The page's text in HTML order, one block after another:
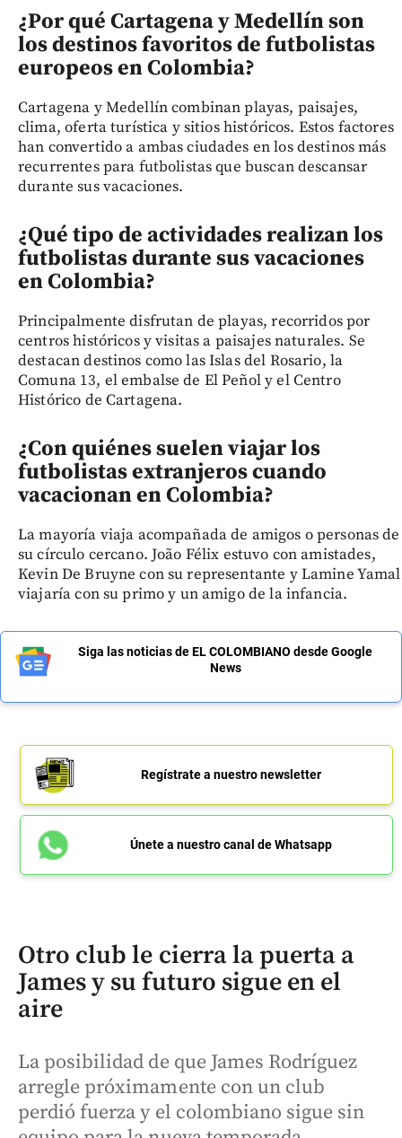
¿Por qué Cartagena y Medellín son
los destinos favoritos de futbolistas
europeos en Colombia?
Cartagena y Medellín combinan playas, paisajes,
clima, oferta turística y sitios históricos. Estos factores
han convertido a ambas ciudades en los destinos más
recurrentes para futbolistas que buscan descansar
durante sus vacaciones.
¿Qué tipo de actividades realizan los
futbolistas durante sus vacaciones
en Colombia?
Principalmente disfrutan de playas, recorridos por
centros históricos y visitas a paisajes naturales. Se
destacan destinos como las Islas del Rosario, la
Comuna 13, el embalse de El Peñol y el Centro
Histórico de Cartagena.
¿Con quiénes suelen viajar los
futbolistas extranjeros cuando
vacacionan en Colombia?
La mayoría viaja acompañada de amigos o personas de
su círculo cercano. João Félix estuvo con amistades,
Kevin De Bruyne con su representante y Lamine Yamal
viajaría con su primo y un amigo de la infancia.
Siga las noticias de EL COLOMBIANO desde Google
News
Regístrate a nuestro newsletter
Únete a nuestro canal de Whatsapp
Otro club le cierra la puerta a
James y su futuro sigue en el
aire
La posibilidad de que James Rodríguez
arregle próximamente con un club
perdió fuerza y el colombiano sigue sin